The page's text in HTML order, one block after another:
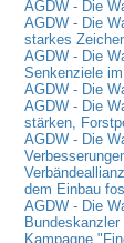
AGDW - Die
AGDW - Die
starkes
AGDW - Die
Senkenziele
AGDW - Die
AGDW - Die
stärken,
AGDW - Die
dem Einbau
AGDW - Die
Kampagne